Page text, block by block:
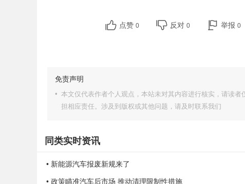
点赞 0 反对 0 举报 0
免责声明
• 本文仅代表作者个人观点，本站未对其内容进行核实，请读
担相应责任。涉及到版权或其他问题，请及时联系我们
同类实时资讯
• 新能源汽车报废新规来了
• 政策瞄准汽车后市场 推动清理限制性措施